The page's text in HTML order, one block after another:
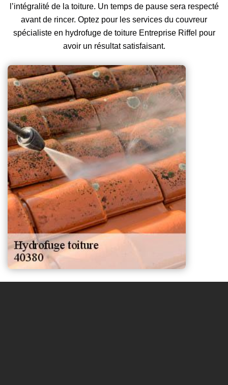
l’intégralité de la toiture. Un temps de pause sera respecté
avant de rincer. Optez pour les services du couvreur
spécialiste en hydrofuge de toiture Entreprise Riffel pour
avoir un résultat satisfaisant.